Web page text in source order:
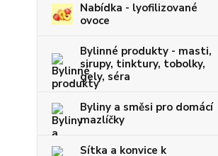
Nabídka - lyofilizované
ovoce
Bylinné produkty - masti,
sirupy, tinktury, tobolky,
gely, séra
Byliny a směsi pro domácí
mazlíčky
Sítka a konvice k